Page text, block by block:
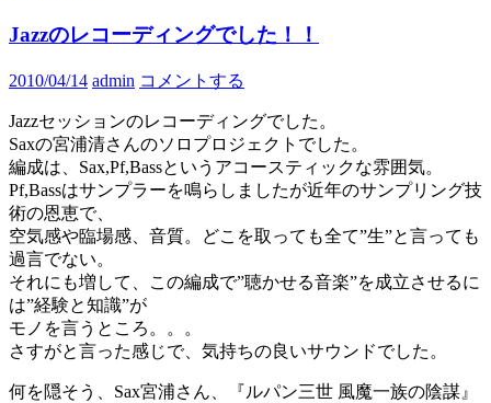
Jazzのレコーディングでした！！
2010/04/14 admin コメントする
Jazzセッションのレコーディングでした。
Saxの宮浦清さんのソロプロジェクトでした。
編成は、Sax,Pf,Bassというアコースティックな雰囲気。
Pf,Bassはサンプラーを鳴らしましたが近年のサンプリング技
術の恩恵で、
空気感や臨場感、音質。どこを取っても全て”生”と言っても
過言でない。
それにも増して、この編成で”聴かせる音楽”を成立させるに
は”経験と知識”が
モノを言うところ。。。
さすがと言った感じで、気持ちの良いサウンドでした。
何を隠そう、Sax宮浦さん、『ルパン三世 風魔一族の陰謀』